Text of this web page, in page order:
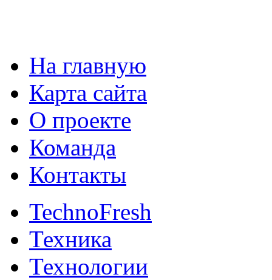
На главную
Карта сайта
О проекте
Команда
Контакты
TechnoFresh
Техника
Технологии